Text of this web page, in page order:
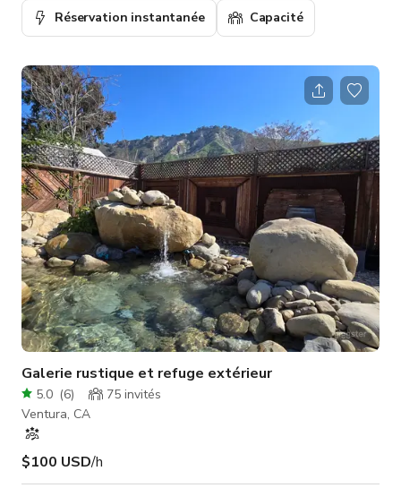
Réservation instantanée Capacité
Galerie rustique et refuge extérieur
5.0 (6) 75 invités
Ventura, CA
$100 USD/h